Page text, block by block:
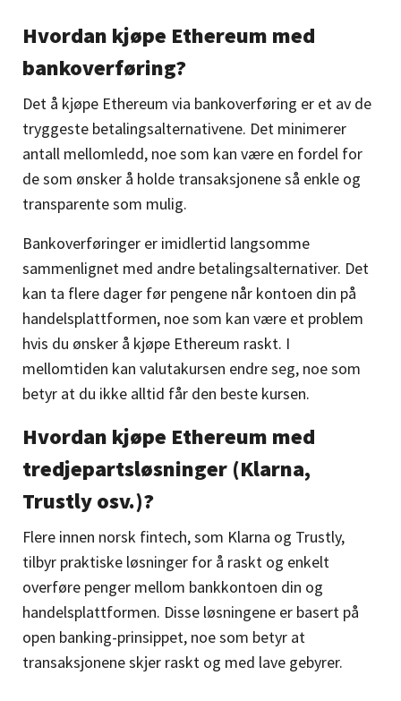
Hvordan kjøpe Ethereum med
bankoverføring?
Det å kjøpe Ethereum via bankoverføring er et av de
tryggeste betalingsalternativene. Det minimerer
antall mellomledd, noe som kan være en fordel for
de som ønsker å holde transaksjonene så enkle og
transparente som mulig.
Bankoverføringer er imidlertid langsomme
sammenlignet med andre betalingsalternativer. Det
kan ta flere dager før pengene når kontoen din på
handelsplattformen, noe som kan være et problem
hvis du ønsker å kjøpe Ethereum raskt. I
mellomtiden kan valutakursen endre seg, noe som
betyr at du ikke alltid får den beste kursen.
Hvordan kjøpe Ethereum med
tredjepartsløsninger (Klarna,
Trustly osv.)?
Flere innen norsk fintech, som Klarna og Trustly,
tilbyr praktiske løsninger for å raskt og enkelt
overføre penger mellom bankkontoen din og
handelsplattformen. Disse løsningene er basert på
open banking-prinsippet, noe som betyr at
transaksjonene skjer raskt og med lave gebyrer.